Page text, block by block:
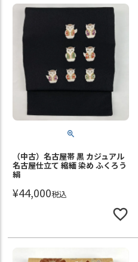
（中古）名古屋帯 黒 カジュアル
名古屋仕立て 縮緬 染め ふくろう
絹
¥44,000税込